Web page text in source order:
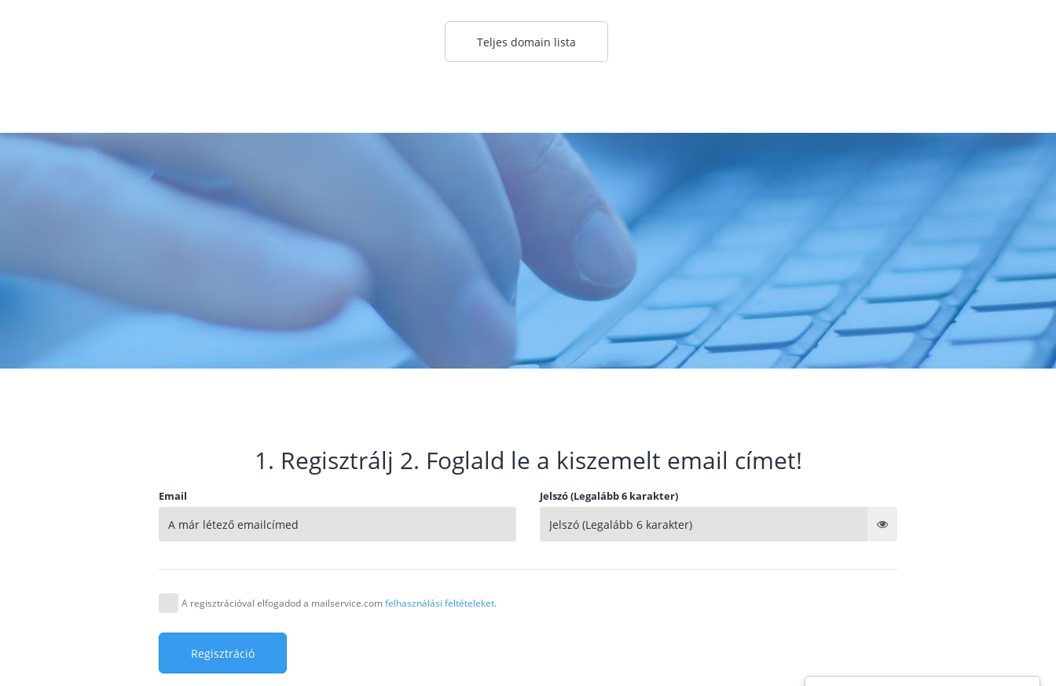
Teljes domain lista
1. Regisztrálj 2. Foglald le a kiszemelt email címet!
Email Jelszó (Legalább 6 karakter)
A regisztrációval elfogadod a mailservice.comfelhasználási feltételeket.
Regisztráció